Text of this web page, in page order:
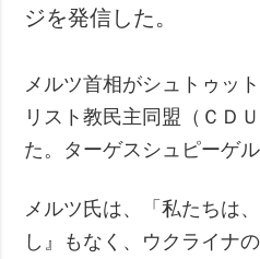
ジを発信した。
メルツ首相がシュトゥッ
リスト教民主同盟（ＣＤ
た。ターゲスシュピーゲ
メルツ氏は、「私たちは
し』もなく、ウクライナ